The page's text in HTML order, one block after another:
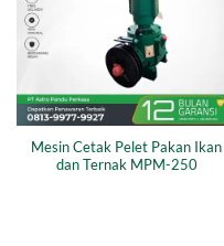
Mesin Cetak Pelet Pakan Ikan
dan Ternak MPM-250